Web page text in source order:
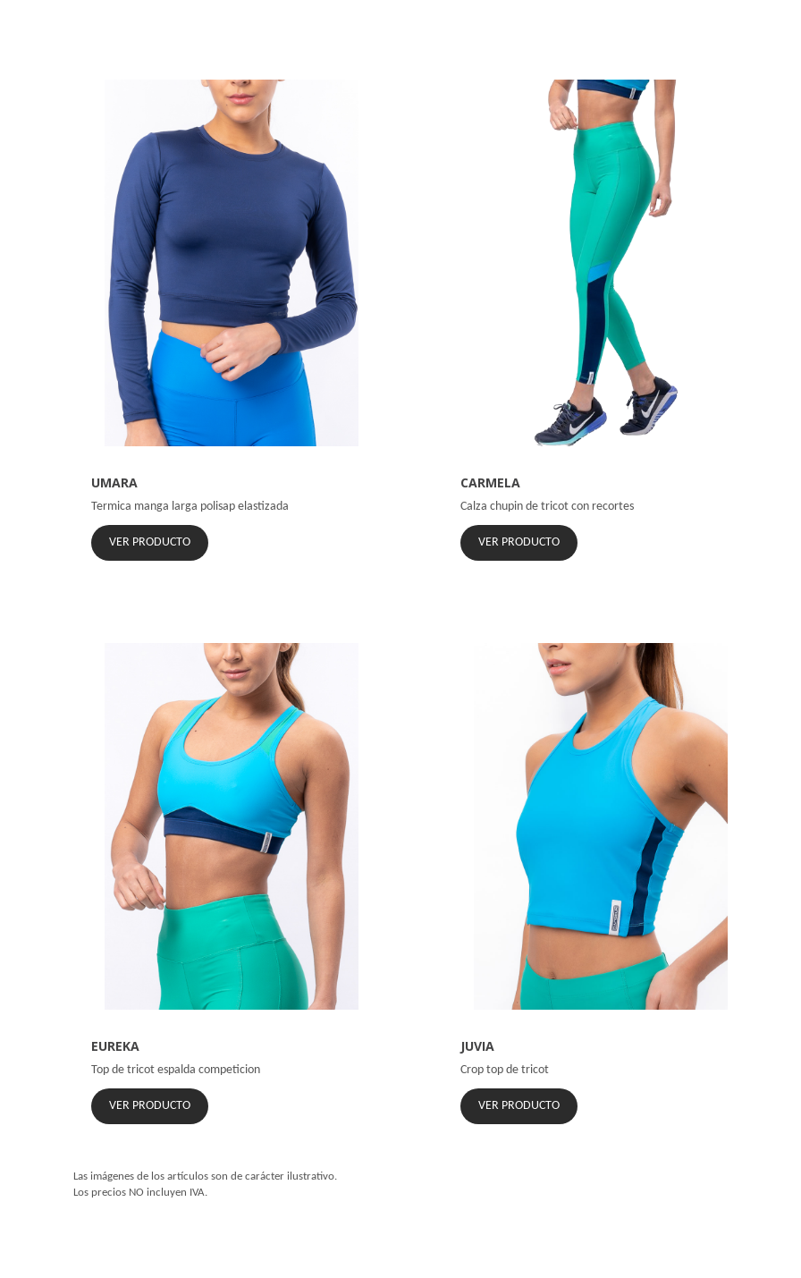
UMARA
Termica manga larga polisap elastizada
VER PRODUCTO
CARMELA
Calza chupin de tricot con recortes
VER PRODUCTO
EUREKA
Top de tricot espalda competicion
VER PRODUCTO
JUVIA
Crop top de tricot
VER PRODUCTO
Las imágenes de los artículos son de carácter ilustrativo.
Los precios NO incluyen IVA.